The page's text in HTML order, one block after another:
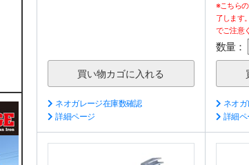
ネオガレージ在庫数確認
詳細ページ
※こちら
了します
でご注意
数量：
ネオ
詳細ペ